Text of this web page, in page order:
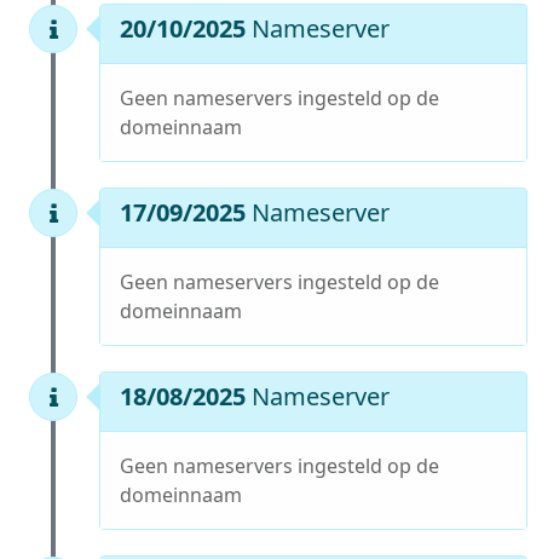
20/10/2025 Nameserver
Geen nameservers ingesteld op de
domeinnaam
17/09/2025 Nameserver
Geen nameservers ingesteld op de
domeinnaam
18/08/2025 Nameserver
Geen nameservers ingesteld op de
domeinnaam